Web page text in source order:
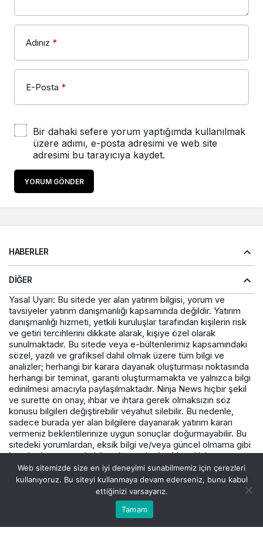
Adınız *
E-Posta *
Bir dahaki sefere yorum yaptığımda kullanılmak
üzere adımı, e-posta adresimi ve web site
adresimi bu tarayıcıya kaydet.
YORUM GÖNDER
HABERLER
DIĞER
Yasal Uyarı: Bu sitede yer alan yatırım bilgisi, yorum ve
tavsiyeler yatırım danışmanlığı kapsamında değildir. Yatırım
danışmanlığı hizmeti, yetkili kuruluşlar tarafından kişilerin risk
ve getiri tercihlerini dikkate alarak, kişiye özel olarak
sunulmaktadır. Bu sitede veya e-bültenlerimiz kapsamındaki
sözel, yazılı ve grafiksel dahil olmak üzere tüm bilgi ve
analizler; herhangi bir karara dayanak oluşturması noktasında
herhangi bir teminat, garanti oluşturmamakta ve yalnızca bilgi
edinilmesi amacıyla paylaşılmaktadır. Ninja News hiçbir şekil
ve surette ön onay, ihbar ve ihtara gerek olmaksızın söz
konusu bilgileri değiştirebilir veyahut silebilir. Bu nedenle,
sadece burada yer alan bilgilere dayanarak yatırım kararı
vermeniz beklentilerinize uygun sonuçlar doğurmayabilir. Bu
sitedeki yorumlardan, eksik bilgi ve/veya güncel olmama gibi
konularda ortaya çıkabilecek zararlardan Varış Haber ve
çalışanlarının herhangi bir sorumluluğu bulunmamaktadır.
© Telif Hakkı 2026, Tüm Hakları Saklıdır.
Hesabım
Web sitemizde size en iyi deneyimi sunabilmemiz için çerezleri
kullanıyoruz. Bu siteyi kullanmaya devam ederseniz, bunu kabul
ettiğinizi varsayarız.
Tamam